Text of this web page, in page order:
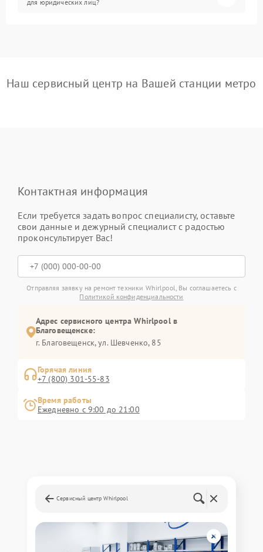
для юридических лиц?
Наш сервисный центр на Вашей станции метро
Контактная информация
Если требуется задать вопрос специалисту, оставьте
свои данные и дежурный специалист с радостью
проконсультирует Вас!
Отправляя заявку на ремонт техники Whirlpool, Вы соглашаетесь с
Политикой конфиденциальности
Адрес сервисного центра Whirlpool в
Благовещенске:
г. Благовещенск, ул. Шевченко, 85
Горячая линия
+7 (800) 301-55-83
Время работы
Ежедневно с 9:00 до 21:00
Сервисный центр Whirlpool